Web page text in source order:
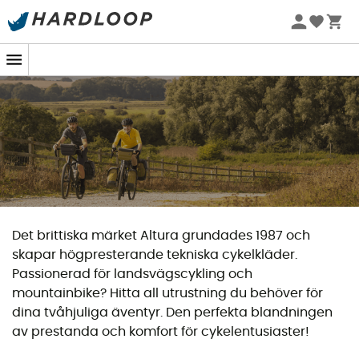
Sommarerbjudanden 🔥 -5 % EXTRA vid köp av 2 produkter*
Det brittiska märket Altura grundades 1987 och
skapar högpresterande tekniska cykelkläder.
Passionerad för landsvägscykling och
mountainbike? Hitta all utrustning du behöver för
dina tvåhjuliga äventyr. Den perfekta blandningen
av prestanda och komfort för cykelentusiaster!